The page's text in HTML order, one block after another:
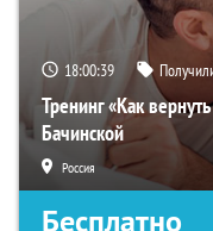
18:00:38
Тренинг «Как
Бачинской
Россия
Бесплатно